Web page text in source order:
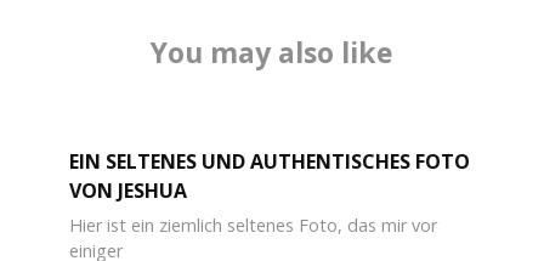
You may also like
EIN SELTENES UND AUTHENTISCHES FOTO
VON JESHUA
Hier ist ein ziemlich seltenes Foto, das mir vor
einiger